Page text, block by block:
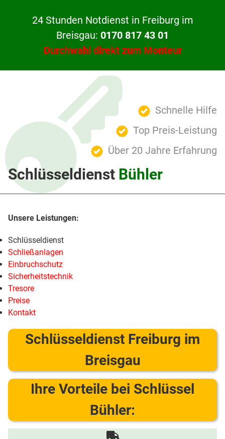
24 Stunden Notdienst in Freiburg im
Breisgau: 0170 817 43 01
Durchwahl direkt zum Monteur
Schnelle Hilfe
Top Preis-Leistung
Über 20 Jahre Erfahrung
Schlüsseldienst Bühler
Schlüsseldienst
Schließanlagen
Einbruchschutz
Sicherheitstechnik
Tresore
Preise
Kontakt
Schlüsseldienst Freiburg im
Breisgau
Ihre Vorteile bei Schlüssel
Bühler: